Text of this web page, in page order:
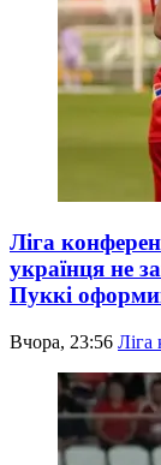
Ліга
українця не
Пуккі
Вчора, 23:56 Ліга